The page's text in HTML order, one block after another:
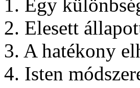
1. Egy
2. Elesett
3. A hatékony
4. Isten